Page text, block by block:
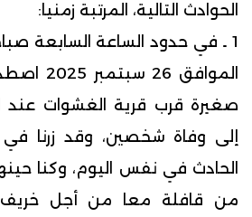
الحوادث التالية، المرتبة زمنيا:
1 ـ في حدود الساعة السابعة
الموافق
إلى وفاة شخصين، وقد زرنا
الحادث في نفس اليوم، وكنا
من قافلة معا من أجل خريف